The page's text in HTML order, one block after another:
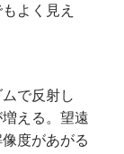
よく見え
で反射し
える。望遠
度があがる